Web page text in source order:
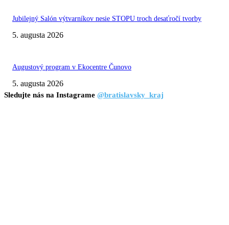
Jubilejný Salón výtvarníkov nesie STOPU troch desaťročí tvorby
5. augusta 2026
Augustový program v Ekocentre Čunovo
5. augusta 2026
Sledujte nás na Instagrame @bratislavsky_kraj